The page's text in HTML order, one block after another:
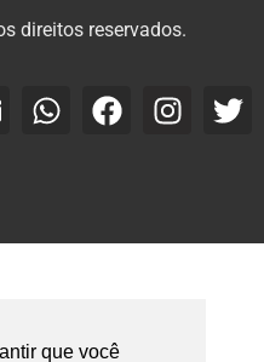
que você
direitos reservados.